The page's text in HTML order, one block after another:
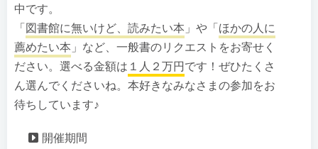
中です。
「図書館に無いけど、読みたい本 」や「ほかの人に
薦めたい本 」など、一般書のリクエストをお寄せく
ださい。選べる金額は １人２万円です！ぜひたくさ
ん選んでくださいね。本好きなみなさまの参加をお
待ちしています♪
開催期間